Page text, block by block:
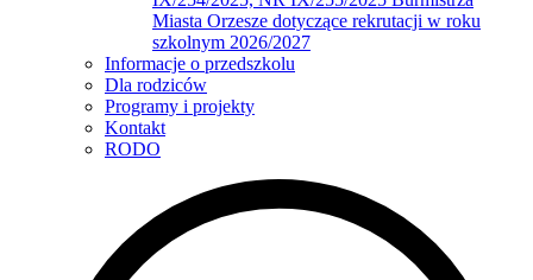
Miasta Orzesze dotyczące rekrutacji w roku
szkolnym 2026/2027
Informacje o przedszkolu
Dla rodziców
Programy i projekty
Kontakt
RODO